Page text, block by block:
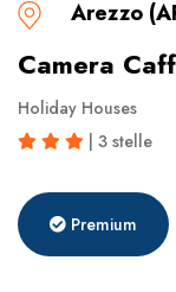
Arezzo
Camera
Holiday Houses
| 3 stelle
Premium